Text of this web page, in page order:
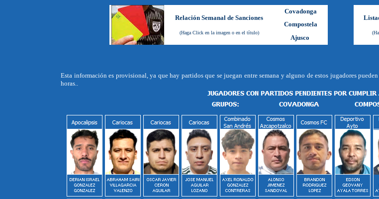
Relación Semanal de Sanciones
(Haga Click en la imagen o en el título)
Covadonga
Compostela
Ajusco
Esta información es provisional, ya que hay partidos que se juegan entre semana y alguno de estos jugadores
horas..